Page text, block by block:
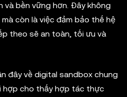
và bền vững hơn. Đây không
còn là việc đảm bảo thế hệ
theo sẽ an toàn, tối ưu và
đây về digital sandbox chung
hợp cho thấy hợp tác thực